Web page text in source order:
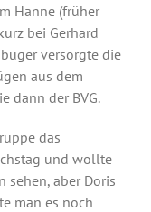
Hanne (früher
bei Gerhard
versorgte die
aus dem
dann der BVG.
das
und wollte
sehen, aber Doris
man es noch